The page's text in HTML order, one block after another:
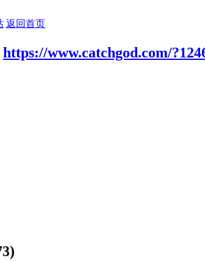
返回首页
https://www.catchgod.com/